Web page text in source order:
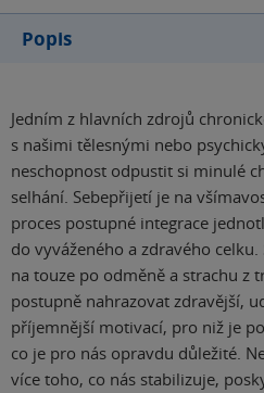
Popis
Jedním z hlavních zdrojů
s našimi tělesnými nebo
neschopnost odpustit si minulé
selhání. Sebepřijetí je na
proces postupné integrace
do vyváženého a zdravého
na touze po odměně a strachu z
postupně nahrazovat zdravější,
příjemnější motivací, pro niž je
co je pro nás opravdu důležité.
více toho, co nás stabilizuje,